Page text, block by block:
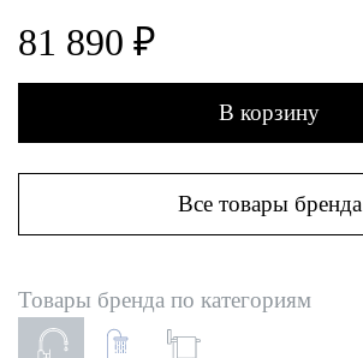
81 890 ₽
В корзину
Все товары бренда
Товары бренда по категориям